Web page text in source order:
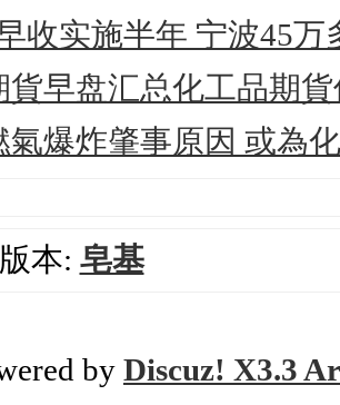
收实施半年 宁波45
貨早盘汇总化工品期
氣爆炸肇事原因 或為
本: 皂基
by Discuz! X3.3